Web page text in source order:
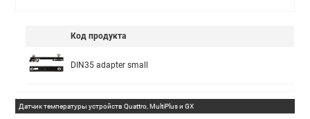
Код продукта
DIN35 adapter small
Датчик температуры устройств Quattro, MultiPlus и GX